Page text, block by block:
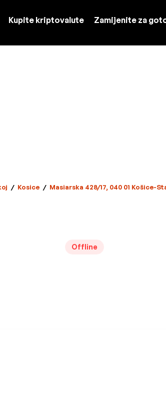
Kupite kriptovalute Zamijenite za
/ Kosice / Masiarska 428/17, 040 01 Košice-
Offline